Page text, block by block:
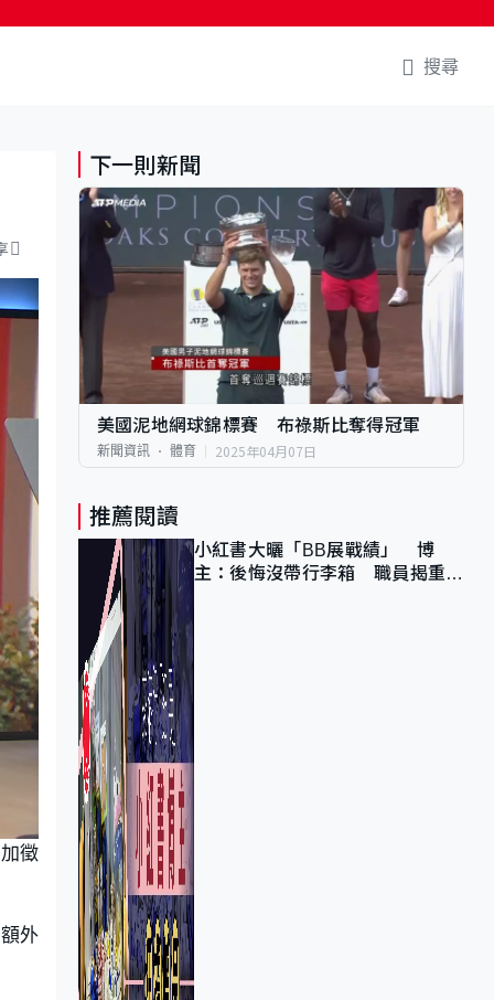
搜尋
徵
外
下一則新聞
美國泥地網球錦標賽 布祿斯比奪得冠軍
新聞資訊 體育 2025年04月07日
推薦閱讀
小紅書大曬「BB展戰績」 博
主：後悔沒帶行李箱 職員揭重複